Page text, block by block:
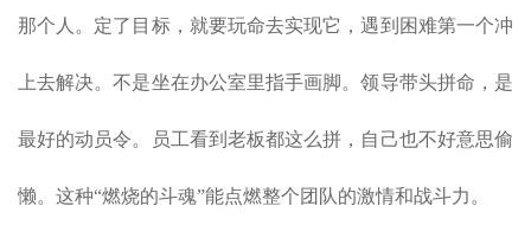
那个人。定了目标，就要玩命去实现它，遇到困难第一个冲
上去解决。不是坐在办公室里指手画脚。领导带头拼命，是
最好的动员令。员工看到老板都这么拼，自己也不好意思偷
懒。这种“燃烧的斗魂”能点燃整个团队的激情和战斗力。